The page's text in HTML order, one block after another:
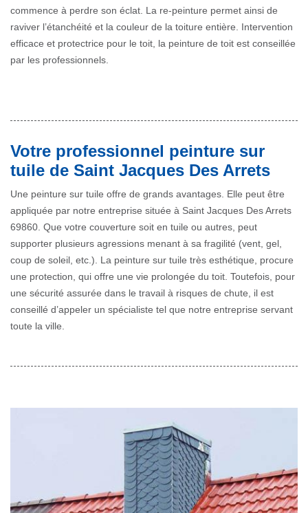
commence à perdre son éclat. La re-peinture permet ainsi de
raviver l’étanchéité et la couleur de la toiture entière. Intervention
efficace et protectrice pour le toit, la peinture de toit est conseillée
par les professionnels.
Votre professionnel peinture sur
tuile de Saint Jacques Des Arrets
Une peinture sur tuile offre de grands avantages. Elle peut être
appliquée par notre entreprise située à Saint Jacques Des Arrets
69860. Que votre couverture soit en tuile ou autres, peut
supporter plusieurs agressions menant à sa fragilité (vent, gel,
coup de soleil, etc.). La peinture sur tuile très esthétique, procure
une protection, qui offre une vie prolongée du toit. Toutefois, pour
une sécurité assurée dans le travail à risques de chute, il est
conseillé d’appeler un spécialiste tel que notre entreprise servant
toute la ville.